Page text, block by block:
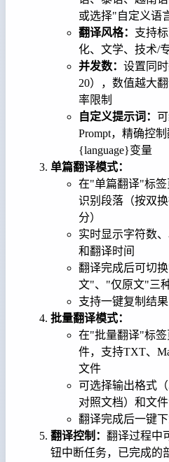
或选择"自定义语
翻译风格： 支持
化、文学、技术/
并发数： 设置同
20），数值越大
率限制
自定义提示词：
Prompt，精确控
{language}变量
单篇翻译模式：
在"单篇翻译"标
识别段落（按双
分）
实时显示字符数
和翻译时间
翻译完成后可切
文"、"仅原文"三
支持一键复制结
批量翻译模式：
在"批量翻译"标
件，支持TXT、
文件
可选择输出格式
对照文档）和文
翻译完成后一键
翻译控制： 翻译过程中
钮中断任务，已完成的